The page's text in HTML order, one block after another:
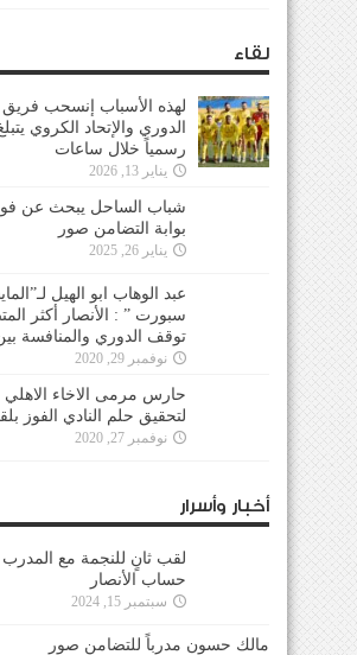
لقاء
لهذه الأسباب إنسحب فريق
الدوري والإتحاد الكروي
رسمياً خلال ساعات
يناير 13, 2026
شباب الساحل يبحث عن
بوابة التضامن صور
يناير 26, 2025
عبد الوهاب ابو الهيل
سبورت ” : الأنصار أكثر
توقف الدوري والمنافسة بين 7
نوفمبر 29, 2020
حارس مرمى الاخاء
لتحقيق حلم النادي الفوز
نوفمبر 27, 2020
أخبار وأسرار
لقب ثانٍ للنجمة مع
حساب الأنصار
سبتمبر 15, 2024
مالك حسون مدرباً للتضامن صور